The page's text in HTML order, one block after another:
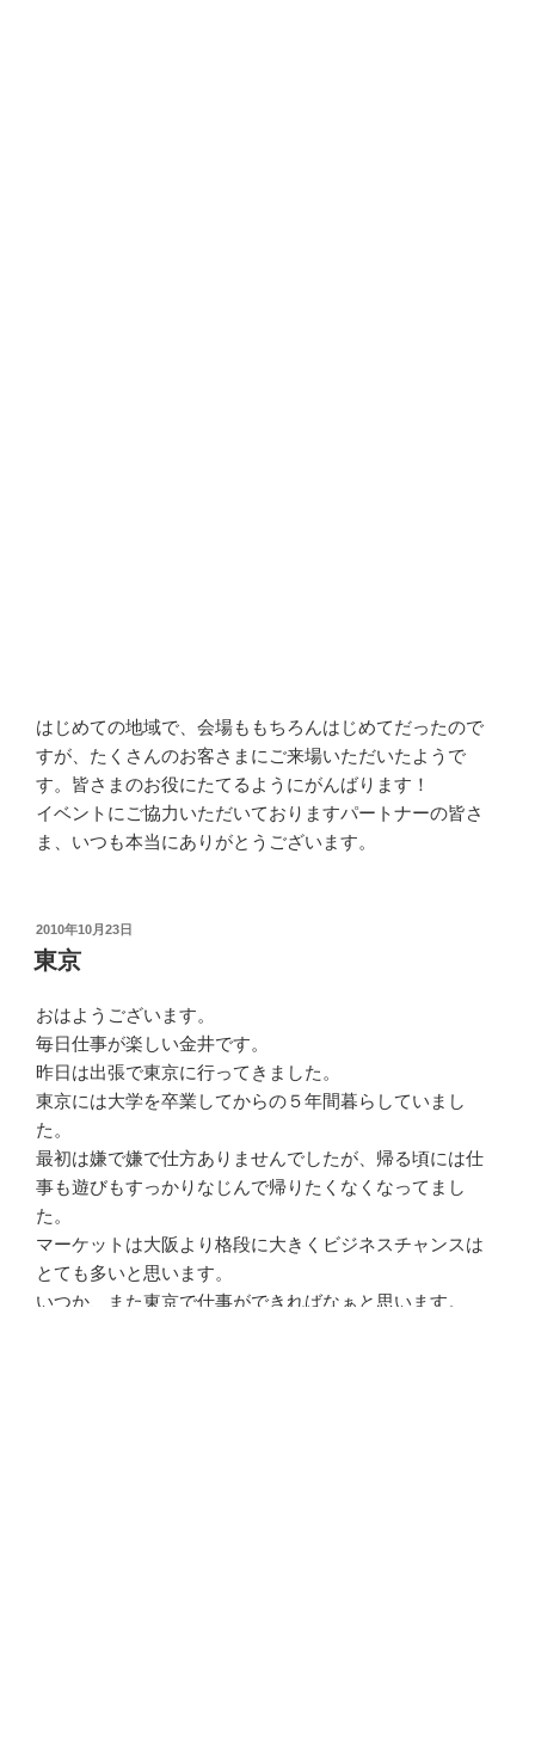
はじめての地域で、会場ももちろんはじめてだったので
すが、たくさんのお客さまにご来場いただいたようで
す。皆さまのお役にたてるようにがんばります！
イベントにご協力いただいておりますパートナーの皆さ
ま、いつも本当にありがとうございます。
投
稿
日:
2010年10月23日
東京
おはようございます。
毎日仕事が楽しい金井です。
昨日は出張で東京に行ってきました。
東京には大学を卒業してからの５年間暮らしていまし
た。
最初は嫌で嫌で仕方ありませんでしたが、帰る頃には仕
事も遊びもすっかりなじんで帰りたくなくなってまし
た。
マーケットは大阪より格段に大きくビジネスチャンスは
とても多いと思います。
いつか、また東京で仕事ができればなぁと思います。